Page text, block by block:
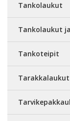
Tankolaukut
Tankolaukut
Tankoteipit
Tarakkalaukut